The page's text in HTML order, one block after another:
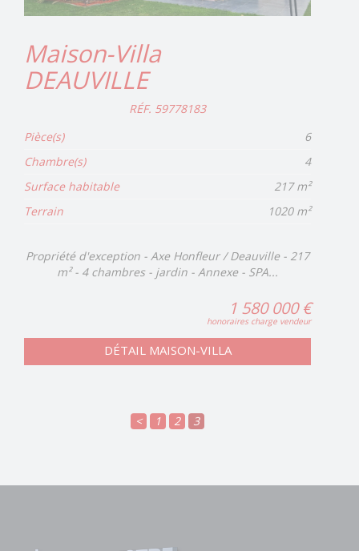
Maison-Villa
DEAUVILLE
RÉF. 59778183
Pièce(s)
6
Chambre(s)
4
Surface habitable
217 m²
Terrain
1020 m²
Propriété d'exception - Axe Honfleur / Deauville - 217
m² - 4 chambres - jardin - Annexe - SPA...
1 580 000 €
honoraires charge vendeur
DÉTAIL MAISON-VILLA
< 1 2 3